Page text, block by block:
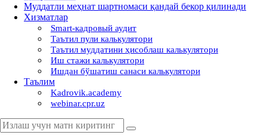
Муддатли меҳнат шартномаси қандай бекор қилинади
Хизматлар
Smart-кадровый аудит
Таътил пули калькулятори
Таътил муддатини ҳисоблаш калькулятори
Иш стажи калькулятори
Ишдан бўшатиш санаси калькулятори
Таълим
Kadrovik.academy
webinar.cpr.uz